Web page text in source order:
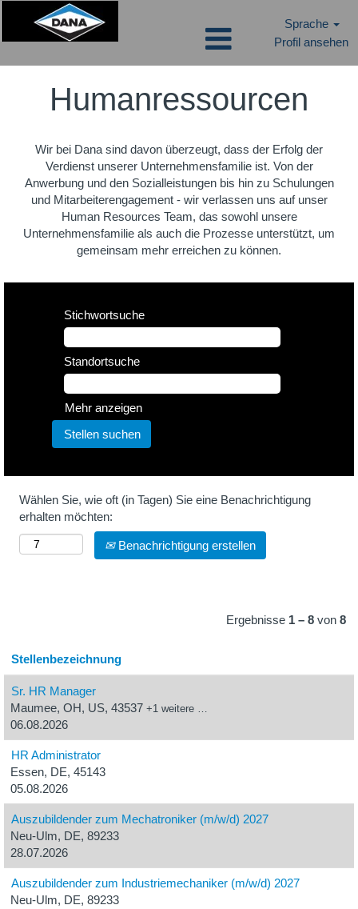
Sprache
Profil ansehen
ResourcesHumanressourcen
Wir bei Dana sind davon überzeugt, dass der Erfolg der
Verdienst unserer Unternehmensfamilie ist. Von der
Anwerbung und den Sozialleistungen bis hin zu Schulungen
und Mitarbeiterengagement - wir verlassen uns auf unser
Human Resources Team, das sowohl unsere
Unternehmensfamilie als auch die Prozesse unterstützt, um
gemeinsam mehr erreichen zu können.
Stichwortsuche
Standortsuche
Mehr anzeigen
Wählen Sie, wie oft (in Tagen) Sie eine Benachrichtigung
erhalten möchten:
Benachrichtigung erstellen
Ergebnisse 1 – 8 von 8
Stellenbezeichnung
Sr. HR Manager
Maumee, OH, US, 43537 +1 weitere …
06.08.2026
HR Administrator
Essen, DE, 45143
05.08.2026
Auszubildender zum Mechatroniker (m/w/d) 2027
Neu-Ulm, DE, 89233
28.07.2026
Auszubildender zum Industriemechaniker (m/w/d) 2027
Neu-Ulm, DE, 89233